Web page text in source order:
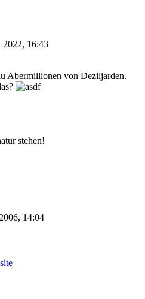
16:43
Abermillionen von Deziljarden.
stehen!
14:04